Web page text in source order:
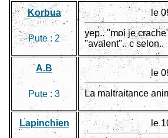
Korbua
Pute : 2
le
yep.. "moi je
"avalent".. c selon..
A.B
Pute :3
le
La maltraitance
Lapinchien le